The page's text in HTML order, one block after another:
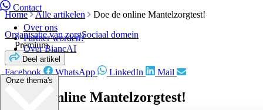
Contact
Over ons
Partner worden?
Over BiancAI
Onze thema's
Home Alle artikelen
Doe de online Mantelzorgtest!
Organisatie van zorgSociaal domein
Premium
Deel artikel
Facebook WhatsApp LinkedIn Mail
Doe de online Mantelzorgtest!